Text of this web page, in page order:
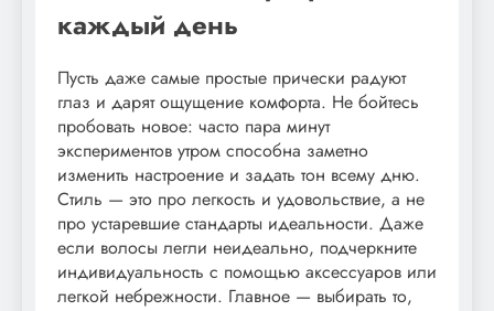
каждый день
Пусть даже самые простые прически радуют
глаз и дарят ощущение комфорта. Не бойтесь
пробовать новое: часто пара минут
экспериментов утром способна заметно
изменить настроение и задать тон всему дню.
Стиль — это про легкость и удовольствие, а не
про устаревшие стандарты идеальности. Даже
если волосы легли неидеально, подчеркните
индивидуальность с помощью аксессуаров или
легкой небрежности. Главное — выбирать то,